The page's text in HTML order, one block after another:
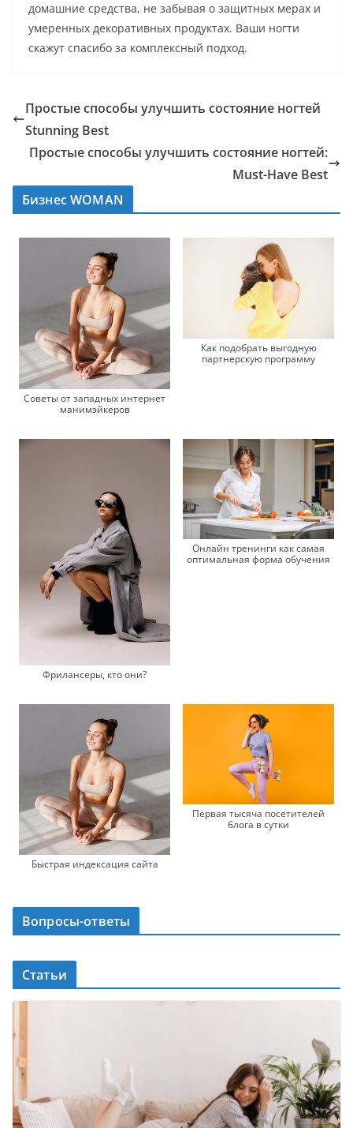
домашние средства, не забывая о защитных мерах и
умеренных декоративных продуктах. Ваши ногти
скажут спасибо за комплексный подход.
Простые способы улучшить состояние ногтей
Stunning Best
Простые способы улучшить состояние ногтей:
Must-Have Best
Бизнес WOMAN
Советы от западных интернет
манимэйкеров
Как подобрать выгодную
партнерскую программу
Фрилансеры, кто они?
Онлайн тренинги как самая
оптимальная форма обучения
Быстрая индексация сайта
Первая тысяча посетителей
блога в сутки
Вопросы-ответы
Статьи